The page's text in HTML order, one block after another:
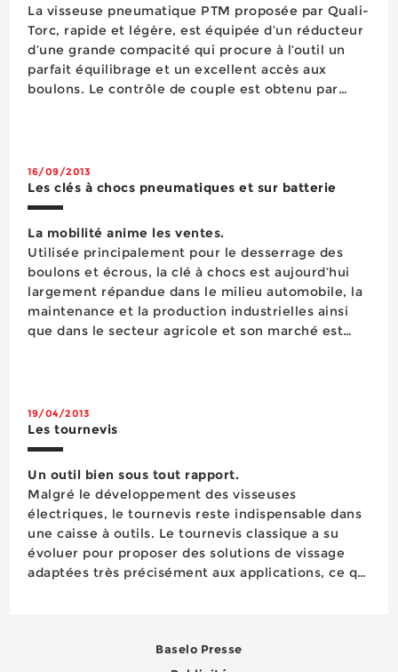
La visseuse pneumatique PTM proposée par Quali-
Torc, rapide et légère, est équipée d’un réducteur
d’une grande compacité qui procure à l’outil un
parfait équilibrage et un excellent accès aux
boulons. Le contrôle de couple est obtenu par
16/09/2013
Les clés à chocs pneumatiques et sur batterie
La mobilité anime les ventes.
Utilisée principalement pour le desserrage des
boulons et écrous, la clé à chocs est aujourd’hui
largement répandue dans le milieu automobile, la
maintenance et la production industrielles ainsi
que dans le secteur agricole et son marché est
19/04/2013
Les tournevis
Un outil bien sous tout rapport.
Malgré le développement des visseuses
électriques, le tournevis reste indispensable dans
une caisse à outils. Le tournevis classique a su
évoluer pour proposer des solutions de vissage
adaptées très précisément aux applications, ce qui
Baselo Presse